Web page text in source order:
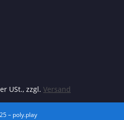
USt., zzgl. Versand
– poly.play